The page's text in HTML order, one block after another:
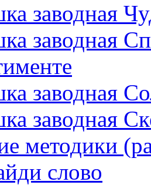
заводная
заводная
заводная
заводная
методики
слово